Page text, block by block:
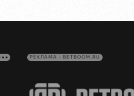
РЕКЛАМА • BETBOOM.RU